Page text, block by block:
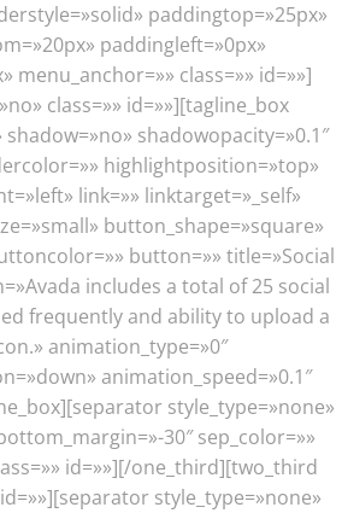
paddingtop=»25px»
paddingleft=»0px»
menu_anchor=»» class=»» id=»»]
class=»» id=»»][tagline_box
shadowopacity=»0.1″
highlightposition=»top»
link=»» linktarget=»_self»
button_shape=»square»
button=»» title=»Social
includes a total of 25 social
frequently and ability to upload a
animation_type=»0″
animation_speed=»0.1″
style_type=»none»
30″ sep_color=»»
id=»»][/one_third][two_third
style_type=»none»